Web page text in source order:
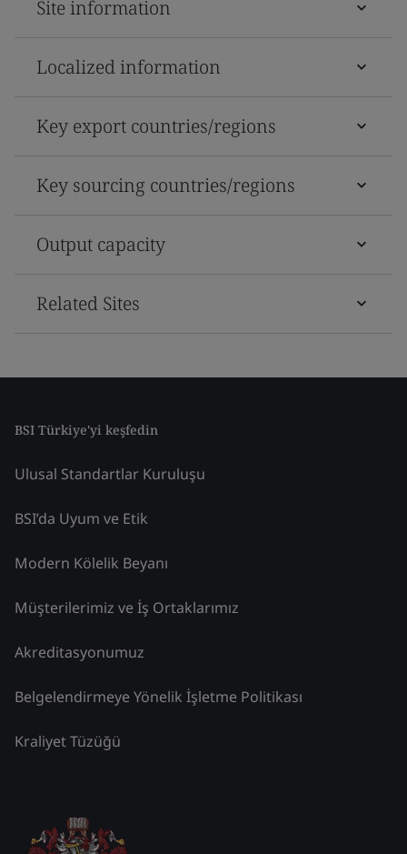
Site information
Localized information
Key export countries/regions
Key sourcing countries/regions
Output capacity
Related Sites
BSI Türkiye'yi keşfedin
Ulusal Standartlar Kuruluşu
BSI’da Uyum ve Etik
Modern Kölelik Beyanı
Müşterilerimiz ve İş Ortaklarımız
Akreditasyonumuz
Belgelendirmeye Yönelik İşletme Politikası
Kraliyet Tüzüğü